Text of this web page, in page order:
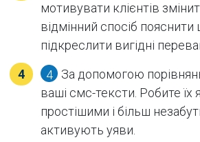
мотивувати клієнтів
відмінний спосіб пояснити
підкреслити вигідні
4
За допомогою
ваші смс-тексти. Робите їх
простішими і більш
активують уяви.